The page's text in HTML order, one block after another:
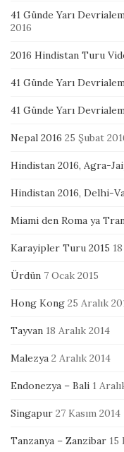
41 Günde Yarı
2016
2016 Hindistan Turu
41 Günde Yarı
41 Günde Yarı
Nepal 2016 25 Şubat
Hindistan 2016, Agra-
Hindistan 2016, Delhi-
Miami den Roma ya
Karayipler Turu 2015
Ürdün 7 Ocak 2015
Hong Kong 25 Aralık
Tayvan 18 Aralık 2014
Malezya 2 Aralık 2014
Endonezya – Bali 1
Singapur 27 Kasım 2014
Tanzanya – Zanzibar 15